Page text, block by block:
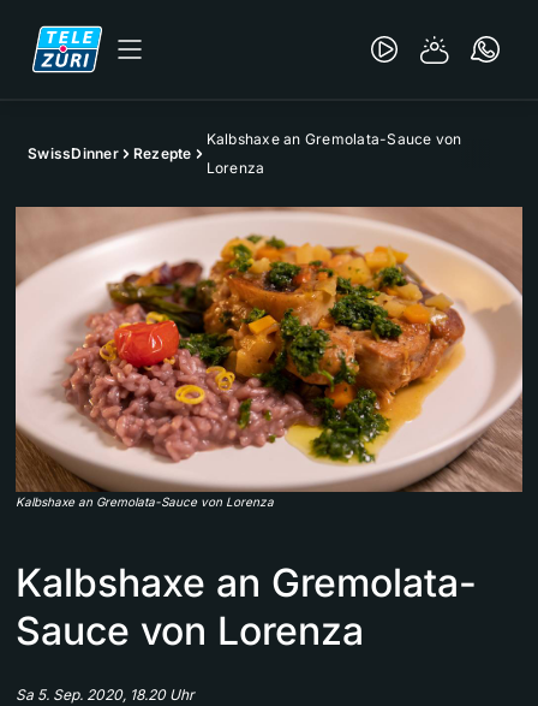
SwissDinner Rezepte
Kalbshaxe an Gremolata-Sauce von
Lorenza
Kalbshaxe an Gremolata-Sauce von Lorenza
Kalbshaxe an Gremolata-
Sauce von Lorenza
Sa 5. Sep. 2020, 18.20 Uhr